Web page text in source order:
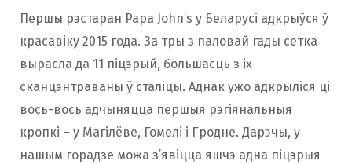
Першы рэстаран Papa John’s у Беларусі адкрыўся ў
красавіку 2015 года. За тры з паловай гады сетка
вырасла да 11 піцэрый, большасць з іх
сканцэнтраваны ў сталіцы. Аднак ужо адкрыліся ці
вось-вось адчыняцца першыя рэгіянальныя
кропкі – у Магілёве, Гомелі і Гродне. Дарэчы, у
нашым горадзе можа з’явіцца яшчэ адна піцэрыя